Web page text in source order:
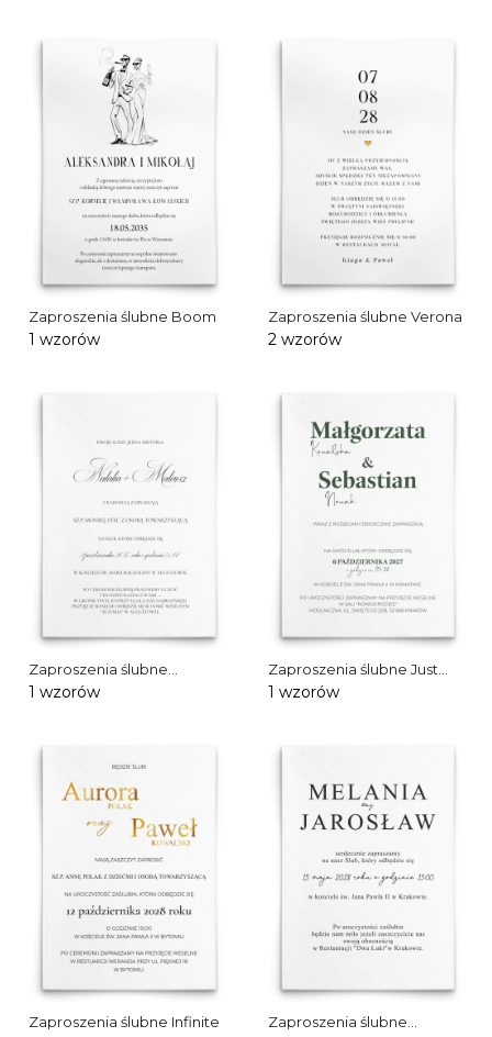
Zaproszenia ślubne Boom
1 wzorów
Zaproszenia ślubne Verona
2 wzorów
Zaproszenia ślubne
Everwhite
1 wzorów
Zaproszenia ślubne Just
Love
1 wzorów
Zaproszenia ślubne Infinite
Zaproszenia ślubne